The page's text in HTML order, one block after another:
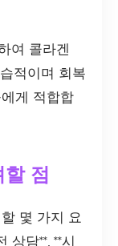
여 콜라겐
적이며 회복
게 적합합
점
몇 가지 요
상담**, **시